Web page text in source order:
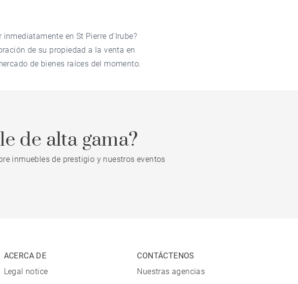
en St Pierre d'Irube?
de su propiedad a la venta en
de bienes raíces del momento.
de alta gama?
inmuebles de prestigio y nuestros eventos
ACERCA DE
Legal notice
CONTÁCTENOS
Nuestras agencias